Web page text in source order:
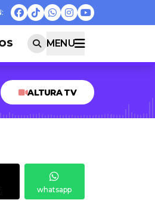
MENU
ALTURA TV
whatsapp